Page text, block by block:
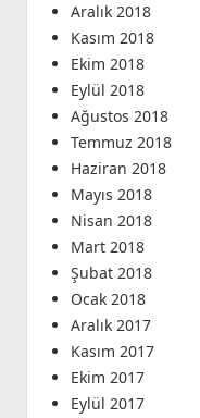
Aralık 2018
Kasım 2018
Ekim 2018
Eylül 2018
Ağustos 2018
Temmuz 2018
Haziran 2018
Mayıs 2018
Nisan 2018
Mart 2018
Şubat 2018
Ocak 2018
Aralık 2017
Kasım 2017
Ekim 2017
Eylül 2017